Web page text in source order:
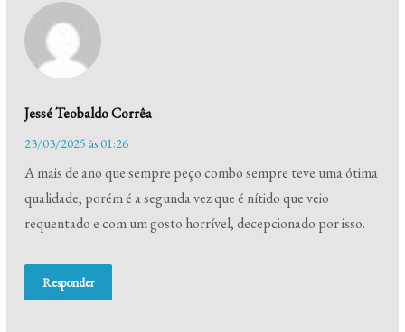
Jessé Teobaldo Corrêa
23/03/2025 às 01:26
A mais de ano que sempre peço combo sempre teve uma ótima
qualidade, porém é a segunda vez que é nítido que veio
requentado e com um gosto horrível, decepcionado por isso.
Responder